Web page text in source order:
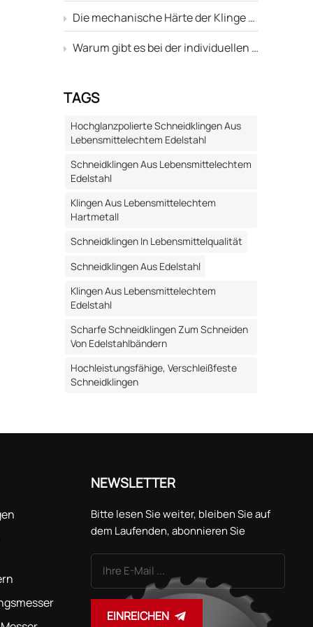
Die mechanische Härte der Klinge entspricht dem Standard, aber warum ist ihre Lebensdauer trotzdem kürzer als die anderer?
Warum gibt es bei der individuellen Anpassung von Klingen immer eine Abweichung zwischen dem in der Zeichnung angegebenen "Schneidenwinkel" und dem tatsächlichen Bearbeitungsergebnis?
TAGS
Hochglanzpolierte Schneidklingen Aus
Lebensmittelechtem Edelstahl
Schneidklingen Aus Lebensmittelechtem
Edelstahl
Klingen Aus Lebensmittelechtem
Hartmetall
Schneidklingen In Lebensmittelqualität
Schneidklingen Aus Edelstahl
Klingen Aus Lebensmittelechtem
Edelstahl
Scharfe Schneidklingen Zum Schneiden
Von Edelstahlbändern
Hochleistungsfähige, Verschleißfeste
Schneidklingen
und
Sie
NEWSLETTER
Bitte lesen Sie weiter, bleiben Sie auf
dem Laufenden, abonnieren Sie
Ihre Meinung mit.
EINREICHEN